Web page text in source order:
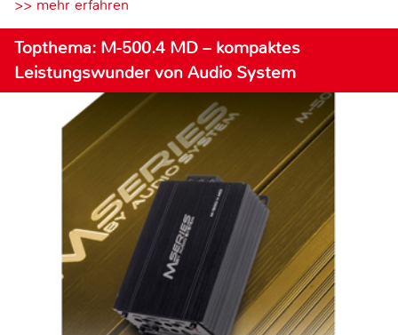
>> mehr erfahren
Topthema: M-500.4 MD – kompaktes
Leistungswunder von Audio System